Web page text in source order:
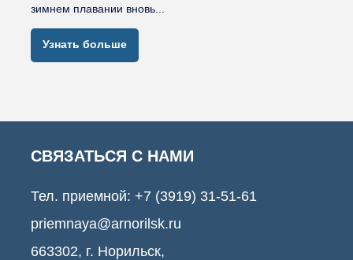
зимнем плавании вновь...
Узнать больше
СВЯЗАТЬСЯ С НАМИ
Тел. приемной: +7 (3919) 31-51-61
priemnaya@arnorilsk.ru
663302, г. Норильск,